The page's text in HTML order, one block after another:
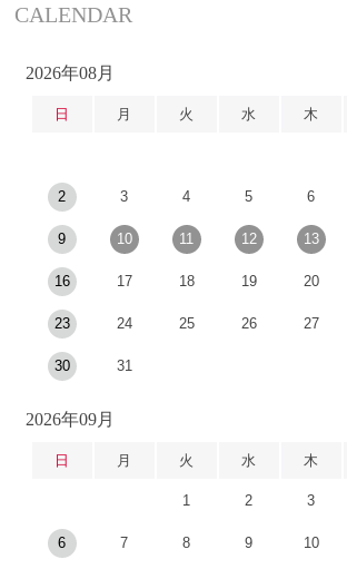
CALENDAR
2026年08月
日 月 火 水 木
2 3 4 5 6
9 10 11 12 13
16 17 18 19 20
23 24 25 26 27
30 31
2026年09月
日 月 火 水 木
1 2 3
6 7 8 9 10